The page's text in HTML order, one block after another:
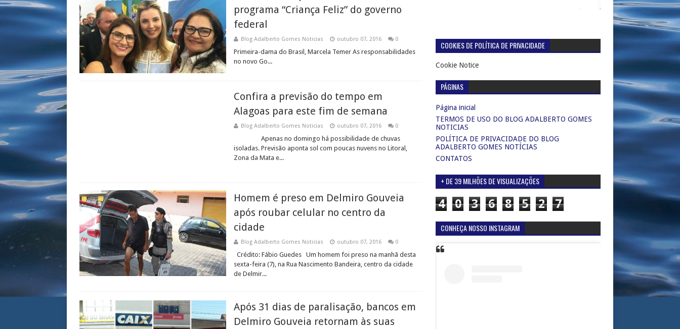
programa “Criança Feliz” do governo
federal
Blog Adalberto Gomes Noticias outubro 07, 2016 0
Primeira-dama do Brasil, Marcela Temer As responsabilidades
no novo Go...
Confira a previsão do tempo em
Alagoas para este fim de semana
Blog Adalberto Gomes Noticias outubro 07, 2016 0
Apenas no domingo há possibilidade de chuvas
isoladas. Previsão aponta sol com poucas nuvens no Litoral,
Zona da Mata e...
Homem é preso em Delmiro Gouveia
após roubar celular no centro da
cidade
Blog Adalberto Gomes Noticias outubro 07, 2016 0
Crédito: Fábio Guedes Um homem foi preso na manhã desta
sexta-feira (7), na Rua Nascimento Bandeira, centro da cidade
de Delmir...
Após 31 dias de paralisação, bancos em
Delmiro Gouveia retornam às suas
COOKIES DE POLÍTICA DE PRIVACIDADE
Cookie Notice
PÁGINAS
Página inicial
TERMOS DE USO DO BLOG ADALBERTO GOMES
NOTICIAS
POLÍTICA DE PRIVACIDADE DO BLOG
ADALBERTO GOMES NOTÍCIAS
CONTATOS
+ DE 39 MILHÕES DE VISUALIZAÇÕES
4 0 3 6 8 5 2 7
CONHEÇA NOSSO INSTAGRAM